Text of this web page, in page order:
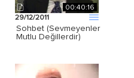
00:40:16
29/12/2011
Sohbet (Sevmeyenler
Mutlu Değillerdir)